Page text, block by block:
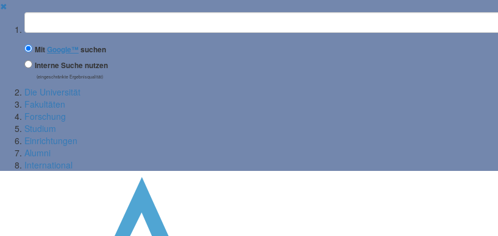
✖
Suchbegriff
MitGoogle™ suchen
Interne Suche nutzen
(eingeschränkte Ergebnisqualität)
Die Universität
Fakultäten
Forschung
Studium
Einrichtungen
Alumni
International